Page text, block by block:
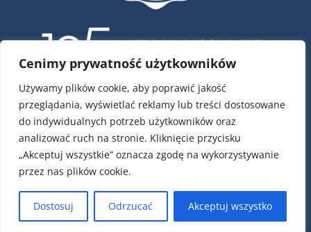
Cenimy prywatność użytkowników
Używamy plików cookie, aby poprawić jakość
przeglądania, wyświetlać reklamy lub treści dostosowane
do indywidualnych potrzeb użytkowników oraz
analizować ruch na stronie. Kliknięcie przycisku
„Akceptuj wszystkie” oznacza zgodę na wykorzystywanie
przez nas plików cookie.
Dostosuj Odrzucać Akceptuj wszystko
ul. Krótka 4, 02-293 Warszawa
tel.:22 / 751 79 01
tel.:22 / 868 00 58
e-mail:info@jeanmueller.pl
EUR: 49 1140 1010 0000 2589 6400 1007